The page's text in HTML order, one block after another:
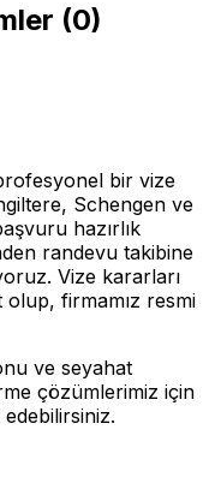
(0)
bir vize
Schengen ve
hazırlık
randevu takibine
Vize kararları
olup, firmamız resmi
ve seyahat
çözümlerimiz için